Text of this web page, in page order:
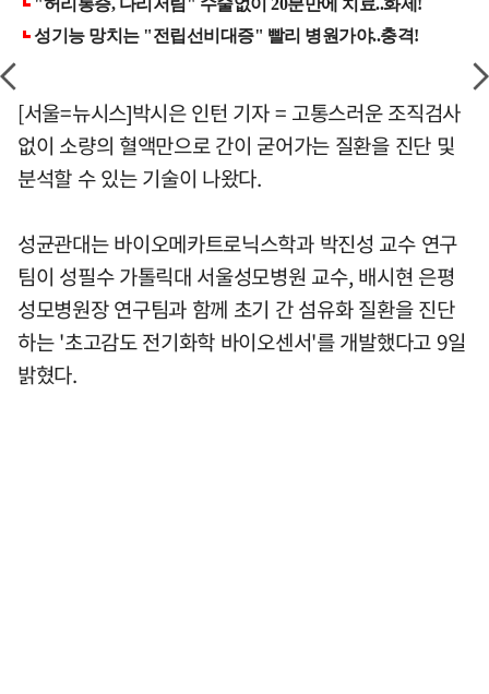
[서울=뉴시스]박시은 인턴 기자 = 고통스러운 조직검사
없이 소량의 혈액만으로 간이 굳어가는 질환을 진단 및
분석할 수 있는 기술이 나왔다.
성균관대는 바이오메카트로닉스학과 박진성 교수 연구
팀이 성필수 가톨릭대 서울성모병원 교수, 배시현 은평
성모병원장 연구팀과 함께 초기 간 섬유화 질환을 진단
하는 '초고감도 전기화학 바이오센서'를 개발했다고 9일
밝혔다.